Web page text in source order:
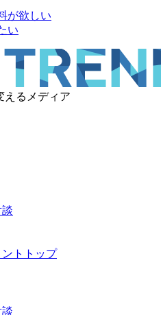
が欲しい
い
えるメディア
トトップ